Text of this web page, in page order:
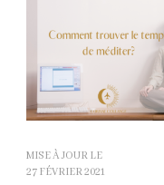
MISE À JOUR LE
27 FÉVRIER 2021